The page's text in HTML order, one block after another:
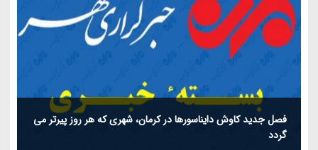
فصل جدید کاوش دایناسورها در کرمان، شهری که هر روز پیرتر می
گردد